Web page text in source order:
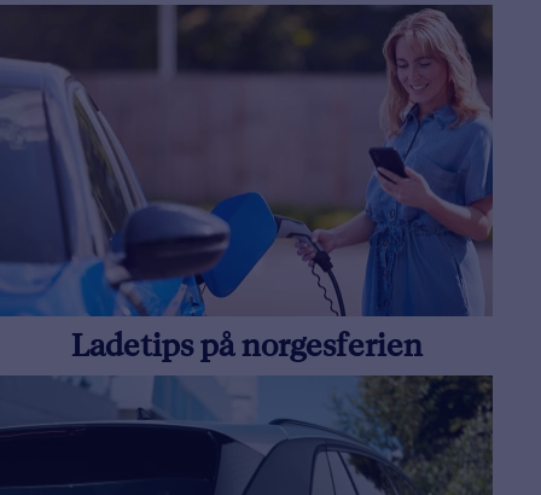
Ladetips på norgesferien